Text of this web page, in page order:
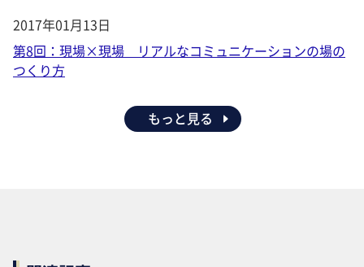
2017年01月13日
第8回：現場×現場 リアルなコミュニケーションの場の
つくり方
もっと見る